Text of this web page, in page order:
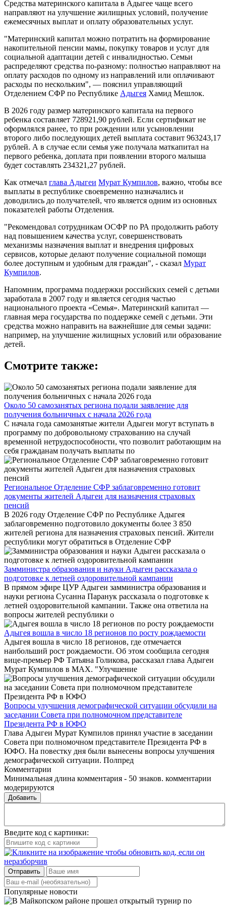
Средства материнского капитала в Адыгее чаще всего
направляют на улучшение жилищных условий, получение
ежемесячных выплат и оплату образовательных услуг.
"Материнский капитал можно потратить на формирование
накопительной пенсии мамы, покупку товаров и услуг для
социальной адаптации детей с инвалидностью. Семьи
распределяют средства по-разному: полностью направляют на
оплату расходов по одному из направлений или оплачивают
расходы по нескольким", — пояснил управляющий
Отделением СФР по Республике Адыгея Хамид Мешлок.
В 2026 году размер материнского капитала на первого
ребенка составляет 728921,90 рублей. Если сертификат не
оформлялся ранее, то при рождении или усыновлении
второго либо последующих детей выплата составит 963243,17
рублей. А в случае если семья уже получала маткапитал на
первого ребенка, доплата при появлении второго малыша
будет составлять 234321,27 рублей.
Как отмечал глава Адыгеи Мурат Кумпилов, важно, чтобы все
выплаты в республике своевременно назначались и
доводились до получателей, что является одним из основных
показателей работы Отделения.
"Рекомендовал сотрудникам ОСФР по РА продолжить работу
над повышением качества услуг, совершенствовать
механизмы назначения выплат и внедрения цифровых
сервисов, которые делают получение социальной помощи
более доступным и удобным для граждан", - сказал Мурат
Кумпилов.
Напомним, программа поддержки российских семей с детьми
заработала в 2007 году и является сегодня частью
национального проекта «Семья». Материнский капитал —
главная мера государства по поддержке семей с детьми. Эти
средства можно направить на важнейшие для семьи задачи:
например, на улучшение жилищных условий или образование
детей.
Смотрите также:
Около 50 самозанятых региона подали заявление для
получения больничных с начала 2026 года
С начала года самозанятые жители Адыгеи могут вступать в
программу по добровольному страхованию на случай
временной нетрудоспособности, что позволит работающим на
себя гражданам получать выплаты по
Региональное Отделение СФР заблаговременно готовит
документы жителей Адыгеи для назначения страховых
пенсий
В 2026 году Отделение СФР по Республике Адыгея
заблаговременно подготовило документы более 3 850
жителей региона для назначения страховых пенсий. Жители
республики могут обратиться в Отделение СФР
Замминистра образования и науки Адыгеи рассказала о
подготовке к летней оздоровительной кампании
В прямом эфире ЦУР Адыгеи замминистра образования и
науки региона Сусанна Паранук рассказала о подготовке к
летней оздоровительной кампании. Также она ответила на
вопросы жителей республики о
Адыгея вошла в число 18 регионов по росту рождаемости
Адыгея вошла в число 18 регионов, где отмечается
наибольший рост рождаемости. Об этом сообщила сегодня
вице-премьер РФ Татьяна Голикова, рассказал глава Адыгеи
Мурат Кумпилов в МАХ. "Улучшение
Вопросы улучшения демографической ситуации обсудили на
заседании Совета при полномочном представителе
Президента РФ в ЮФО
Глава Адыгеи Мурат Кумпилов принял участие в заседании
Совета при полномочном представителе Президента РФ в
ЮФО. На повестку дня были вынесены вопросы улучшения
демографической ситуации. Полпред
Комментарии
Минимальная длина комментария - 50 знаков. комментарии
модерируются
Добавить
Введите код с картинки:
Отправить
Популярные новости